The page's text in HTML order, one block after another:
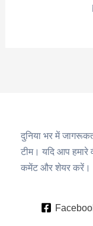
दुनिया भर में
टीम। यदि आप हमारे
कमेंट और शेयर करें।